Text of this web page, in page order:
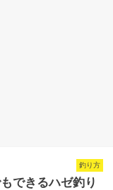
釣り方
できるハゼ釣り